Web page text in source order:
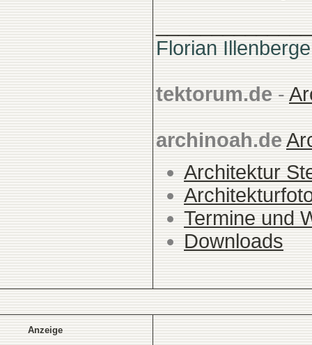
Florian
tektorum.de -
archinoah.de
Architektur
Termine und
Downloads
Anzeige